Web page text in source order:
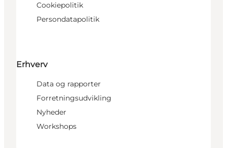
Cookiepolitik
Persondatapolitik
Erhverv
Data og rapporter
Forretningsudvikling
Nyheder
Workshops